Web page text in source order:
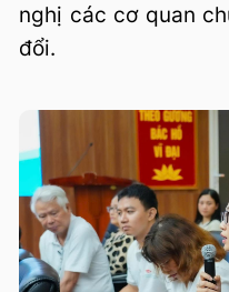
nghị các cơ quan
đổi.